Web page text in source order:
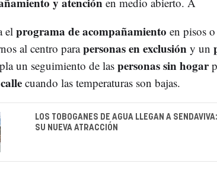
el programa de acompañamiento en pisos
al centro parapersonas en exclusióny un
un seguimiento de las personas sin hogar
cuando las temperaturas son bajas.
LOS TOBOGANES DE AGUA LLEGAN A
SU NUEVA ATRACCIÓN